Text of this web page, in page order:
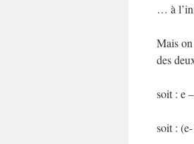
… à
Mais
des
soit : e
soit :